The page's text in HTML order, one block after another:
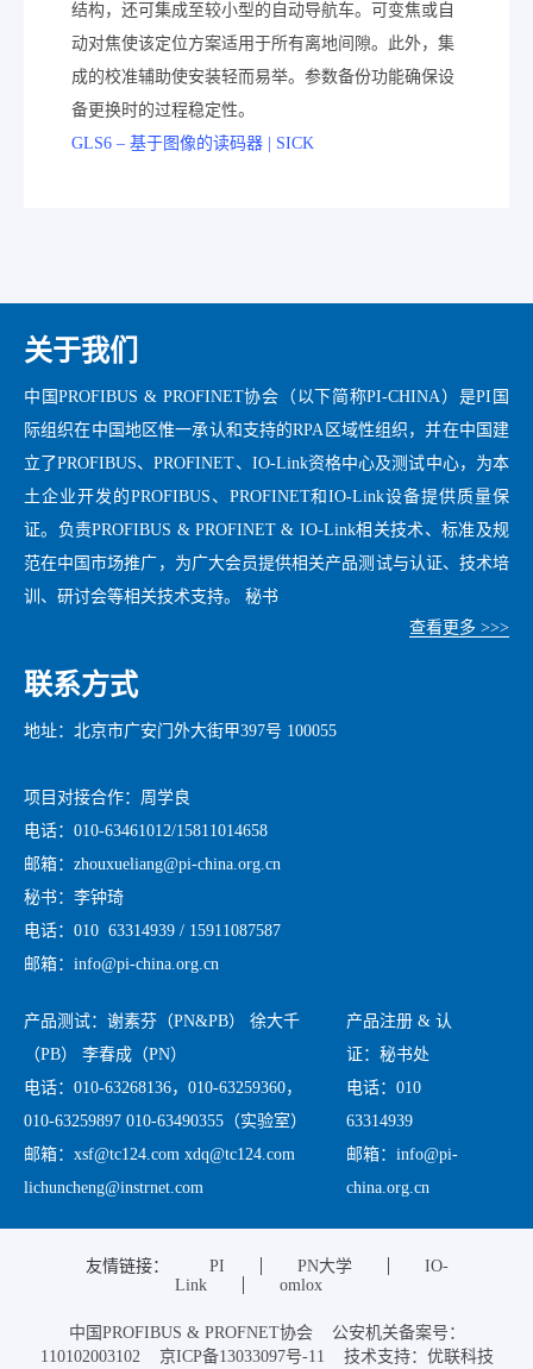
结构，还可集成至较小型的自动导航车。可变焦或自
动对焦使该定位方案适用于所有离地间隙。此外，集
成的校准辅助使安装轻而易举。参数备份功能确保设
备更换时的过程稳定性。
GLS6 – 基于图像的读码器 | SICK
关于我们
中国PROFIBUS & PROFINET协会（以下简称PI-CHINA）是PI国
际组织在中国地区惟一承认和支持的RPA区域性组织，并在中国建
立了PROFIBUS、PROFINET、IO-Link资格中心及测试中心，为本
土企业开发的PROFIBUS、PROFINET和IO-Link设备提供质量保
证。负责PROFIBUS & PROFINET & IO-Link相关技术、标准及规
范在中国市场推广，为广大会员提供相关产品测试与认证、技术培
训、研讨会等相关技术支持。 秘书
查看更多 >>>
联系方式
地址：北京市广安门外大街甲397号 100055
项目对接合作：周学良
电话：010-63461012/15811014658
邮箱：zhouxueliang@pi-china.org.cn
秘书：李钟琦
电话：010 63314939 / 15911087587
邮箱：info@pi-china.org.cn
产品测试：谢素芬（PN&PB） 徐大千
（PB） 李春成（PN）
电话：010-63268136，010-63259360，
010-63259897 010-63490355（实验室）
邮箱：xsf@tc124.com xdq@tc124.com
lichuncheng@instrnet.com
产品注册 & 认
证：秘书处
电话：010
63314939
邮箱：info@pi-
china.org.cn
友情链接： PI PN大学
IO-
Link
omlox
中国PROFIBUS & PROFNET协会 公安机关备案号：
110102003102 京ICP备13033097号-11 技术支持：优联科技